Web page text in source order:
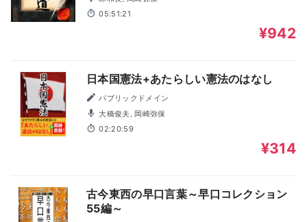
05:51:21
¥942
日本国憲法+あたらしい憲法のはなし
パブリックドメイン
大橋俊夫, 岡崎弥保
02:20:59
¥314
古今東西の早口言葉～早口コレクション
55編～